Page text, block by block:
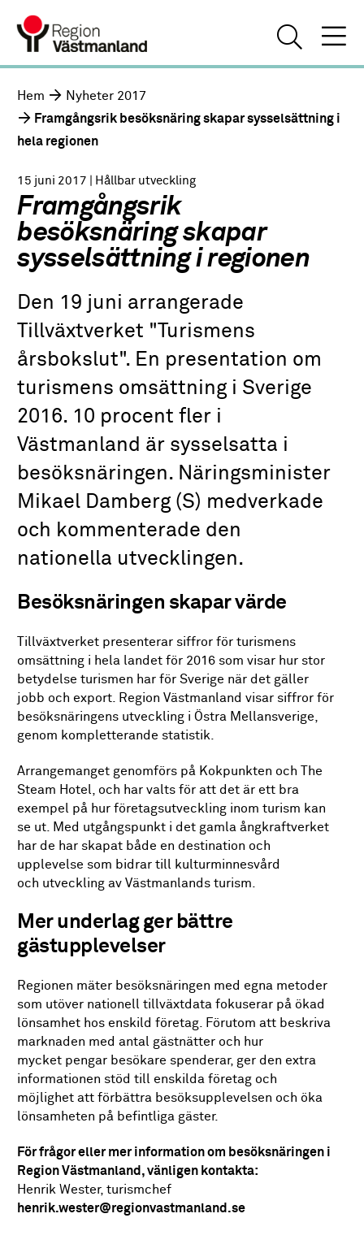
Hem
Nyheter 2017
Framgångsrik besöksnäring skapar sysselsättning i
hela regionen
15 juni 2017 | Hållbar utveckling
Framgångsrik
besöksnäring skapar
sysselsättning i regionen
Den 19 juni arrangerade
Tillväxtverket "Turismens
årsbokslut". En presentation om
turismens omsättning i Sverige
2016. 10 procent fler i
Västmanland är sysselsatta i
besöksnäringen. Näringsminister
Mikael Damberg (S) medverkade
och kommenterade den
nationella utvecklingen.
Besöksnäringen skapar värde
Tillväxtverket presenterar siffror för turismens
omsättning i hela landet för 2016 som visar hur stor
betydelse turismen har för Sverige när det gäller
jobb och export. Region Västmanland visar siffror för
besöksnäringens utveckling i Östra Mellansverige,
genom kompletterande statistik.
Arrangemanget genomförs på Kokpunkten och The
Steam Hotel, och har valts för att det är ett bra
exempel på hur företagsutveckling inom turism kan
se ut. Med utgångspunkt i det gamla ångkraftverket
har de har skapat både en destination och
upplevelse som bidrar till kulturminnesvård
och utveckling av Västmanlands turism.
Mer underlag ger bättre
gästupplevelser
Regionen mäter besöksnäringen med egna metoder
som utöver nationell tillväxtdata fokuserar på ökad
lönsamhet hos enskild företag. Förutom att beskriva
marknaden med antal gästnätter och hur
mycket pengar besökare spenderar, ger den extra
informationen stöd till enskilda företag och
möjlighet att förbättra besöksupplevelsen och öka
lönsamheten på befintliga gäster.
För frågor eller mer information om besöksnäringen i
Region Västmanland, vänligen kontakta:
Henrik Wester, turismchef
henrik.wester@regionvastmanland.se